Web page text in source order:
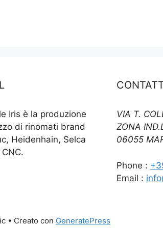
Iris è la produzione
di rinomati brand
Heidenhain, Selca
VIA T.
ZONA
06055
Phone :
Email :
• Creato con GeneratePress